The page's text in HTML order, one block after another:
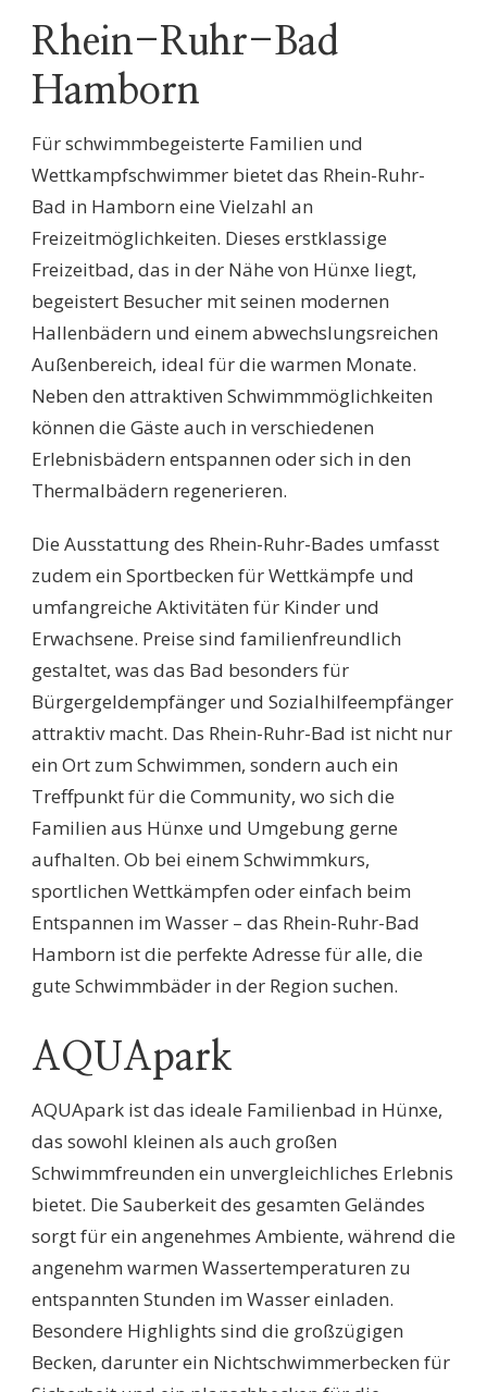
Rhein-Ruhr-Bad
Hamborn
Für schwimmbegeisterte Familien und
Wettkampfschwimmer bietet das Rhein-Ruhr-
Bad in Hamborn eine Vielzahl an
Freizeitmöglichkeiten. Dieses erstklassige
Freizeitbad, das in der Nähe von Hünxe liegt,
begeistert Besucher mit seinen modernen
Hallenbädern und einem abwechslungsreichen
Außenbereich, ideal für die warmen Monate.
Neben den attraktiven Schwimmmöglichkeiten
können die Gäste auch in verschiedenen
Erlebnisbädern entspannen oder sich in den
Thermalbädern regenerieren.
Die Ausstattung des Rhein-Ruhr-Bades umfasst
zudem ein Sportbecken für Wettkämpfe und
umfangreiche Aktivitäten für Kinder und
Erwachsene. Preise sind familienfreundlich
gestaltet, was das Bad besonders für
Bürgergeldempfänger und Sozialhilfeempfänger
attraktiv macht. Das Rhein-Ruhr-Bad ist nicht nur
ein Ort zum Schwimmen, sondern auch ein
Treffpunkt für die Community, wo sich die
Familien aus Hünxe und Umgebung gerne
aufhalten. Ob bei einem Schwimmkurs,
sportlichen Wettkämpfen oder einfach beim
Entspannen im Wasser – das Rhein-Ruhr-Bad
Hamborn ist die perfekte Adresse für alle, die
gute Schwimmbäder in der Region suchen.
AQUApark
AQUApark ist das ideale Familienbad in Hünxe,
das sowohl kleinen als auch großen
Schwimmfreunden ein unvergleichliches Erlebnis
bietet. Die Sauberkeit des gesamten Geländes
sorgt für ein angenehmes Ambiente, während die
angenehm warmen Wassertemperaturen zu
entspannten Stunden im Wasser einladen.
Besondere Highlights sind die großzügigen
Becken, darunter ein Nichtschwimmerbecken für